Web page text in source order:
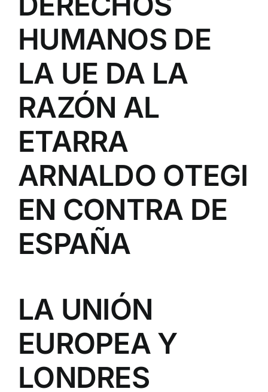
HUMANOS DE
LA UE DA LA
RAZÓN AL
ETARRA
ARNALDO OTEGI
EN CONTRA DE
ESPAÑA
LA UNIÓN
EUROPEA Y
LONDRES